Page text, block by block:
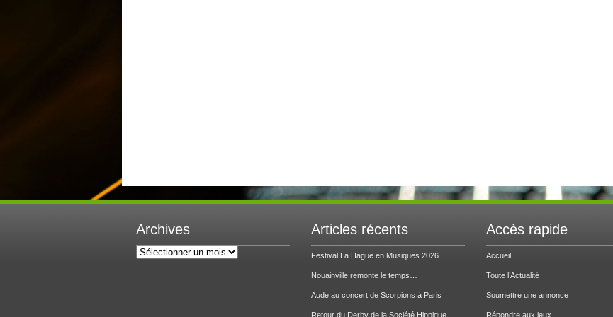
Archives
Archives
Articles récents
Festival La Hague en Musiques 2026
Nouainville remonte le temps…
Aude au concert de Scorpions à Paris
Retour du Derby de la Société Hippique
Accès rapide
Accueil
Toute l’Actualité
Soumettre une annonce
Répondre aux jeux